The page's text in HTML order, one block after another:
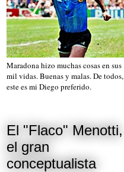
Maradona hizo muchas cosas en sus
mil vidas. Buenas y malas. De todos,
este es mi Diego preferido.
El "Flaco" Menotti,
el gran
conceptualista